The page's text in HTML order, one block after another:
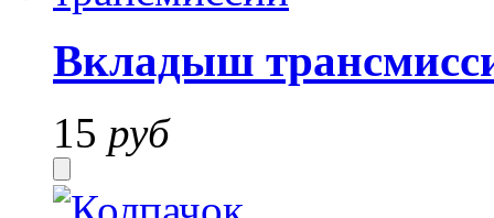
Вкладыш
15 руб